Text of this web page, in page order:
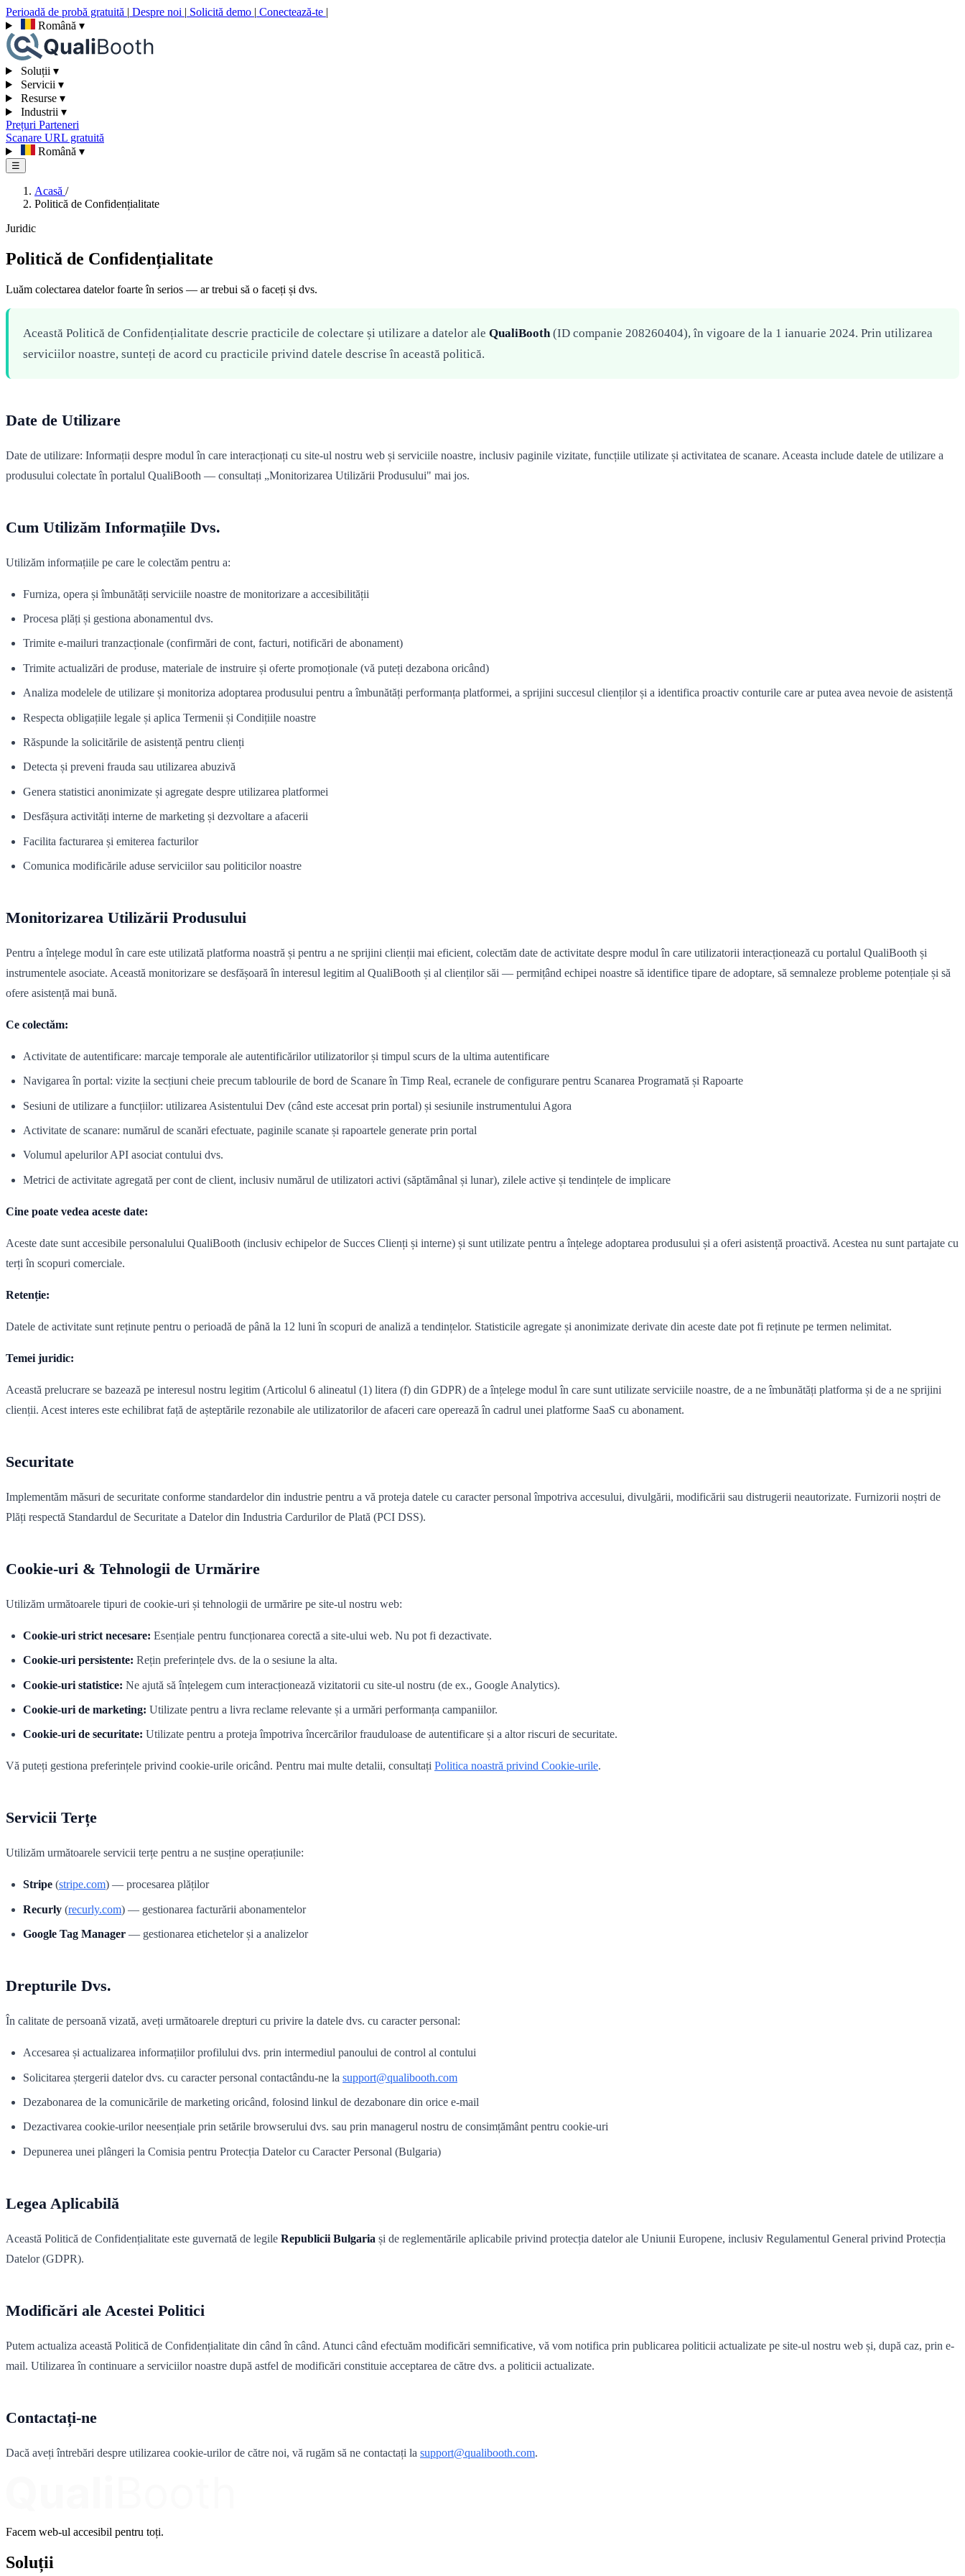
Perioadă de probă gratuită | Despre noi | Solicită demo | Conectează-te |
Română ▾
Soluții ▾
Servicii ▾
Resurse ▾
Industrii ▾
Prețuri Parteneri
Scanare URL gratuită
Română ▾
☰
Acasă /
Politică de Confidențialitate
Juridic
Politică de Confidențialitate
Luăm colectarea datelor foarte în serios — ar trebui să o faceți și dvs.
Această Politică de Confidențialitate descrie practicile de colectare și utilizare a datelor ale QualiBooth (ID companie 208260404), în vigoare de la 1 ianuarie 2024. Prin utilizarea
serviciilor noastre, sunteți de acord cu practicile privind datele descrise în această politică.
Date de Utilizare
Date de utilizare: Informații despre modul în care interacționați cu site-ul nostru web și serviciile noastre, inclusiv paginile vizitate, funcțiile utilizate și activitatea de scanare. Aceasta include datele de utilizare a
produsului colectate în portalul QualiBooth — consultați „Monitorizarea Utilizării Produsului" mai jos.
Cum Utilizăm Informațiile Dvs.
Utilizăm informațiile pe care le colectăm pentru a:
Furniza, opera și îmbunătăți serviciile noastre de monitorizare a accesibilității
Procesa plăți și gestiona abonamentul dvs.
Trimite e-mailuri tranzacționale (confirmări de cont, facturi, notificări de abonament)
Trimite actualizări de produse, materiale de instruire și oferte promoționale (vă puteți dezabona oricând)
Analiza modelele de utilizare și monitoriza adoptarea produsului pentru a îmbunătăți performanța platformei, a sprijini succesul clienților și a identifica proactiv conturile care ar putea avea nevoie de asistență
Respecta obligațiile legale și aplica Termenii și Condițiile noastre
Răspunde la solicitările de asistență pentru clienți
Detecta și preveni frauda sau utilizarea abuzivă
Genera statistici anonimizate și agregate despre utilizarea platformei
Desfășura activități interne de marketing și dezvoltare a afacerii
Facilita facturarea și emiterea facturilor
Comunica modificările aduse serviciilor sau politicilor noastre
Monitorizarea Utilizării Produsului
Pentru a înțelege modul în care este utilizată platforma noastră și pentru a ne sprijini clienții mai eficient, colectăm date de activitate despre modul în care utilizatorii interacționează cu portalul QualiBooth și
instrumentele asociate. Această monitorizare se desfășoară în interesul legitim al QualiBooth și al clienților săi — permițând echipei noastre să identifice tipare de adoptare, să semnaleze probleme potențiale și să
ofere asistență mai bună.
Ce colectăm:
Activitate de autentificare: marcaje temporale ale autentificărilor utilizatorilor și timpul scurs de la ultima autentificare
Navigarea în portal: vizite la secțiuni cheie precum tablourile de bord de Scanare în Timp Real, ecranele de configurare pentru Scanarea Programată și Rapoarte
Sesiuni de utilizare a funcțiilor: utilizarea Asistentului Dev (când este accesat prin portal) și sesiunile instrumentului Agora
Activitate de scanare: numărul de scanări efectuate, paginile scanate și rapoartele generate prin portal
Volumul apelurilor API asociat contului dvs.
Metrici de activitate agregată per cont de client, inclusiv numărul de utilizatori activi (săptămânal și lunar), zilele active și tendințele de implicare
Cine poate vedea aceste date:
Aceste date sunt accesibile personalului QualiBooth (inclusiv echipelor de Succes Clienți și interne) și sunt utilizate pentru a înțelege adoptarea produsului și a oferi asistență proactivă. Acestea nu sunt partajate cu
terți în scopuri comerciale.
Retenție:
Datele de activitate sunt reținute pentru o perioadă de până la 12 luni în scopuri de analiză a tendințelor. Statisticile agregate și anonimizate derivate din aceste date pot fi reținute pe termen nelimitat.
Temei juridic:
Această prelucrare se bazează pe interesul nostru legitim (Articolul 6 alineatul (1) litera (f) din GDPR) de a înțelege modul în care sunt utilizate serviciile noastre, de a ne îmbunătăți platforma și de a ne sprijini
clienții. Acest interes este echilibrat față de așteptările rezonabile ale utilizatorilor de afaceri care operează în cadrul unei platforme SaaS cu abonament.
Securitate
Implementăm măsuri de securitate conforme standardelor din industrie pentru a vă proteja datele cu caracter personal împotriva accesului, divulgării, modificării sau distrugerii neautorizate. Furnizorii noștri de
Plăți respectă Standardul de Securitate a Datelor din Industria Cardurilor de Plată (PCI DSS).
Cookie-uri & Tehnologii de Urmărire
Utilizăm următoarele tipuri de cookie-uri și tehnologii de urmărire pe site-ul nostru web:
Cookie-uri strict necesare: Esențiale pentru funcționarea corectă a site-ului web. Nu pot fi dezactivate.
Cookie-uri persistente: Rețin preferințele dvs. de la o sesiune la alta.
Cookie-uri statistice: Ne ajută să înțelegem cum interacționează vizitatorii cu site-ul nostru (de ex., Google Analytics).
Cookie-uri de marketing: Utilizate pentru a livra reclame relevante și a urmări performanța campaniilor.
Cookie-uri de securitate: Utilizate pentru a proteja împotriva încercărilor frauduloase de autentificare și a altor riscuri de securitate.
Vă puteți gestiona preferințele privind cookie-urile oricând. Pentru mai multe detalii, consultați Politica noastră privind Cookie-urile.
Servicii Terțe
Utilizăm următoarele servicii terțe pentru a ne susține operațiunile:
Stripe (stripe.com) — procesarea plăților
Recurly (recurly.com) — gestionarea facturării abonamentelor
Google Tag Manager — gestionarea etichetelor și a analizelor
Drepturile Dvs.
În calitate de persoană vizată, aveți următoarele drepturi cu privire la datele dvs. cu caracter personal:
Accesarea și actualizarea informațiilor profilului dvs. prin intermediul panoului de control al contului
Solicitarea ștergerii datelor dvs. cu caracter personal contactându-ne la support@qualibooth.com
Dezabonarea de la comunicările de marketing oricând, folosind linkul de dezabonare din orice e-mail
Dezactivarea cookie-urilor neesențiale prin setările browserului dvs. sau prin managerul nostru de consimțământ pentru cookie-uri
Depunerea unei plângeri la Comisia pentru Protecția Datelor cu Caracter Personal (Bulgaria)
Legea Aplicabilă
Această Politică de Confidențialitate este guvernată de legile Republicii Bulgaria și de reglementările aplicabile privind protecția datelor ale Uniunii Europene, inclusiv Regulamentul General privind Protecția
Datelor (GDPR).
Modificări ale Acestei Politici
Putem actualiza această Politică de Confidențialitate din când în când. Atunci când efectuăm modificări semnificative, vă vom notifica prin publicarea politicii actualizate pe site-ul nostru web și, după caz, prin e-
mail. Utilizarea în continuare a serviciilor noastre după astfel de modificări constituie acceptarea de către dvs. a politicii actualizate.
Contactați-ne
Dacă aveți întrebări despre utilizarea cookie-urilor de către noi, vă rugăm să ne contactați la support@qualibooth.com.
Facem web-ul accesibil pentru toți.
Soluții